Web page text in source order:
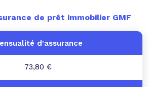
de prêt immobilier GMF
73,80 €